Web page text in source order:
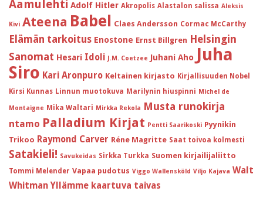
Aamulehti Adolf Hitler Akropolis Alastalon salissa Aleksis
Kivi Ateena Babel Claes Andersson Cormac McCarthy
Elämän tarkoitus Enostone Ernst Billgren Helsingin
Sanomat Hesari Idoli J.M. Coetzee Juhani Aho Juha
Siro Kari Aronpuro Keltainen kirjasto Kirjallisuuden Nobel
Kirsi Kunnas Linnun muotokuva Marilynin hiuspinni Michel de
Montaigne Mika Waltari Mirkka Rekola Musta runokirja
ntamo Palladium Kirjat Pentti Saarikoski Pyynikin
Trikoo Raymond Carver Réne Magritte Saat toivoa kolmesti
Satakieli! Savukeidas Sirkka Turkka Suomen kirjailijaliitto
Tommi Melender Vapaa pudotus Viggo Wallensköld Viljo Kajava Walt
Whitman Yllämme kaartuva taivas